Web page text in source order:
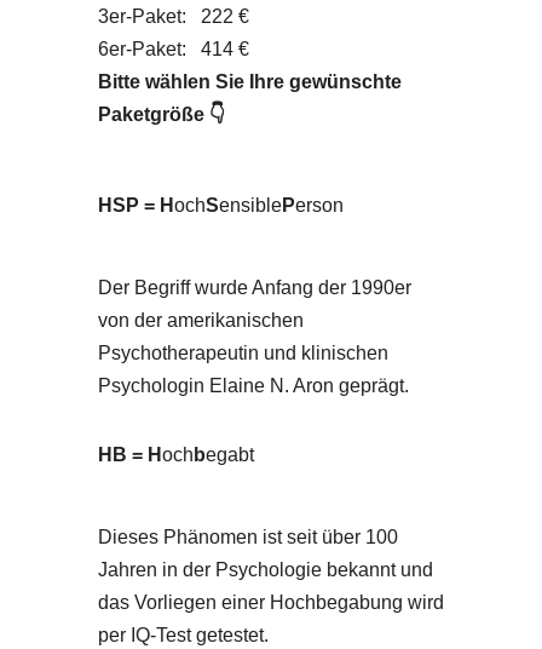
3er-Paket: 222 €
6er-Paket: 414 €
Bitte wählen Sie Ihre gewünschte
Paketgröße 👇
HSP = HochSensiblePerson
Der Begriff wurde Anfang der 1990er
von der amerikanischen
Psychotherapeutin und klinischen
Psychologin Elaine N. Aron geprägt.
HB = Hoch begabt
Dieses Phänomen ist seit über 100
Jahren in der Psychologie bekannt und
das Vorliegen einer Hochbegabung wird
per IQ-Test getestet.